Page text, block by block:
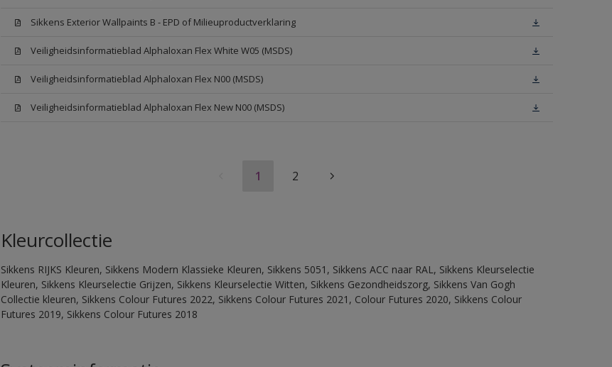
Sikkens Exterior Wallpaints B - EPD of Milieuproductverklaring
Veiligheidsinformatieblad Alphaloxan Flex White W05 (MSDS)
Veiligheidsinformatieblad Alphaloxan Flex N00 (MSDS)
Veiligheidsinformatieblad Alphaloxan Flex New N00 (MSDS)
1 2
Kleurcollectie
Sikkens RIJKS Kleuren, Sikkens Modern Klassieke Kleuren, Sikkens 5051, Sikkens ACC naar RAL, Sikkens Kleurselectie
Kleuren, Sikkens Kleurselectie Grijzen, Sikkens Kleurselectie Witten, Sikkens Gezondheidszorg, Sikkens Van Gogh
Collectie kleuren, Sikkens Colour Futures 2022, Sikkens Colour Futures 2021, Colour Futures 2020, Sikkens Colour
Futures 2019, Sikkens Colour Futures 2018